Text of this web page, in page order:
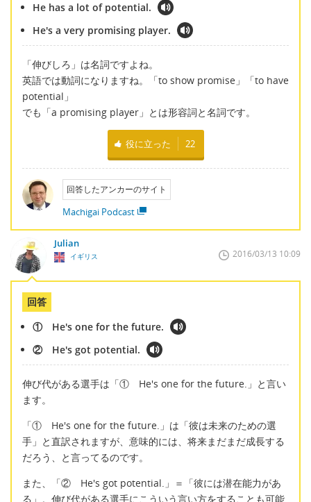
He has a lot of potential.
He's a very promising player.
「伸びしろ」は名詞ですよね。
英語では動詞になりますね。「to show promise」「to have
potential」
でも「a promising player」とは形容詞と名詞です。
役に立った 22
回答したアンカーのサイト
Machigai Podcast
Julian
イギリス 2016/03/13 10:09
回答
① He's one for the future.
② He's got potential.
伸び代がある選手は「① He's one for the future.」と言い
ます。
「① He's one for the future.」は「彼は未来のための選
手」と直訳されますが、意味的には、将来まだまだ成長する
だろう、と言ってるのです。
また、「② He's got potential.」＝「彼には潜在能力があ
る」。伸び代がある選手にこういう言い方をすることも可能